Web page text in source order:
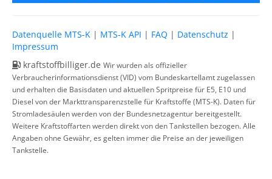
Datenquelle MTS-K | MTS-K API | FAQ | Datenschutz |
Impressum
kraftstoffbilliger.de Wir wurden als offizieller
Verbraucherinformationsdienst (VID) vom Bundeskartellamt zugelassen
und erhalten die Basisdaten und aktuellen Spritpreise für E5, E10 und
Diesel von der Markttransparenzstelle für Kraftstoffe (MTS-K). Daten für
Stromladesäulen werden von der Bundesnetzagentur bereitgestellt.
Weitere Kraftstoffarten werden direkt von den Tankstellen bezogen. Alle
Angaben ohne Gewähr, es gelten immer die Preise an der jeweiligen
Tankstelle.